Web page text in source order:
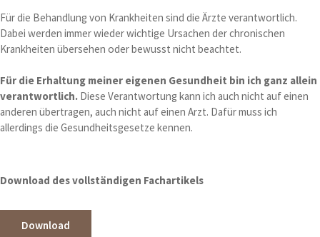
Für die Behandlung von Krankheiten sind die Ärzte verantwortlich.
Dabei werden immer wieder wichtige Ursachen der chronischen
Krankheiten übersehen oder bewusst nicht beachtet.
Für die Erhaltung meiner eigenen Gesundheit bin ich ganz allein
verantwortlich. Diese Verantwortung kann ich auch nicht auf einen
anderen übertragen, auch nicht auf einen Arzt. Dafür muss ich
allerdings die Gesundheitsgesetze kennen.
Download des vollständigen Fachartikels
Download